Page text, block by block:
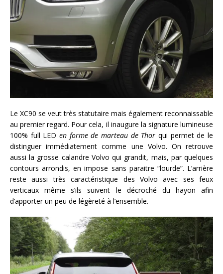
Le XC90 se veut très statutaire mais également reconnaissable
au premier regard. Pour cela, il inaugure la signature lumineuse
100% full LED en forme de marteau de Thor qui permet de le
distinguer immédiatement comme une Volvo. On retrouve
aussi la grosse calandre Volvo qui grandit, mais, par quelques
contours arrondis, en impose sans paraitre “lourde”. L’arrière
reste aussi très caractéristique des Volvo avec ses feux
verticaux même s’ils suivent le décroché du hayon afin
d’apporter un peu de légèreté à l’ensemble.